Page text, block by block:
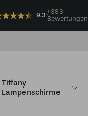
9.3
383
Bewertungen
Tiffany
Lampenschirme
40cm Denmark